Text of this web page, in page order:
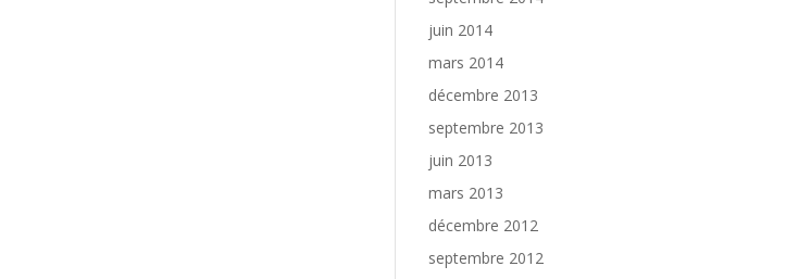
juin 2014
mars 2014
décembre 2013
septembre 2013
juin 2013
mars 2013
décembre 2012
septembre 2012